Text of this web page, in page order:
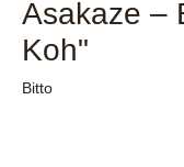
Asakaze –
Koh"
Bitto